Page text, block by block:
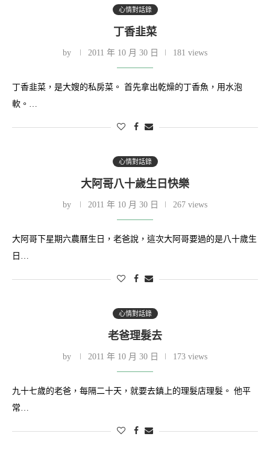
心情對話錄
丁香韭菜
by 2011 年 10 月 30 日 181 views
丁香韭菜，是大嫂的私房菜。 首先拿出乾燥的丁香魚，用水泡
軟。…
心情對話錄
大阿哥八十歲生日快樂
by 2011 年 10 月 30 日 267 views
大阿哥下星期六農曆生日，老爸說，這次大阿哥要過的是八十歲生
日…
心情對話錄
老爸理髮去
by 2011 年 10 月 30 日 173 views
九十七歲的老爸，每隔二十天，就要去鎮上的理髮店理髮。 他平
常…